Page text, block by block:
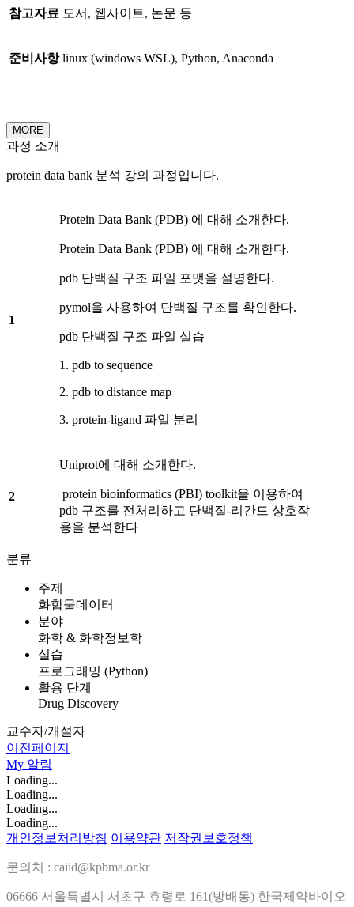
참고자료 도서, 웹사이트, 논문 등
준비사항 linux (windows WSL), Python, Anaconda
MORE
과정 소개
protein data bank 분석 강의 과정입니다.
1
Protein Data Bank (PDB) 에 대해 소개한다.
Protein Data Bank (PDB) 에 대해 소개한다.
pdb 단백질 구조 파일 포맷을 설명한다.
pymol을 사용하여 단백질 구조를 확인한다.
pdb 단백질 구조 파일 실습
1. pdb to sequence
2. pdb to distance map
3. protein-ligand 파일 분리
2
Uniprot에 대해 소개한다.
protein bioinformatics (PBI) toolkit을 이용하여
pdb 구조를 전처리하고 단백질-리간드 상호작
용을 분석한다
분류
주제
화합물데이터
분야
화학 & 화학정보학
실습
프로그래밍 (Python)
활용 단계
Drug Discovery
교수자/개설자
이전페이지
My 알림
Loading...
Loading...
Loading...
Loading...
개인정보처리방침 이용약관 저작권보호정책
문의처 : caiid@kpbma.or.kr
06666 서울특별시 서초구 효령로 161(방배동) 한국제약바이오